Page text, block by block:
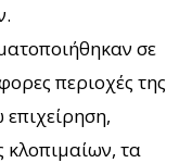
σε
περιοχές της
κλοπιμαίων, τα